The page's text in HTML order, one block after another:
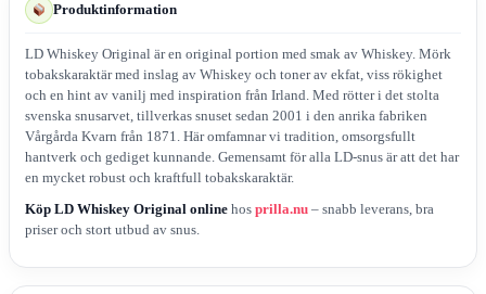
Produktinformation
LD Whiskey Original är en original portion med smak av Whiskey. Mörk
tobakskaraktär med inslag av Whiskey och toner av ekfat, viss rökighet
och en hint av vanilj med inspiration från Irland. Med rötter i det stolta
svenska snusarvet, tillverkas snuset sedan 2001 i den anrika fabriken
Vårgårda Kvarn från 1871. Här omfamnar vi tradition, omsorgsfullt
hantverk och gediget kunnande. Gemensamt för alla LD-snus är att det har
en mycket robust och kraftfull tobakskaraktär.
Köp LD Whiskey Original online hos prilla.nu – snabb leverans, bra
priser och stort utbud av snus.